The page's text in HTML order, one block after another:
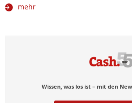
mehr
Wissen, was los ist – mit den